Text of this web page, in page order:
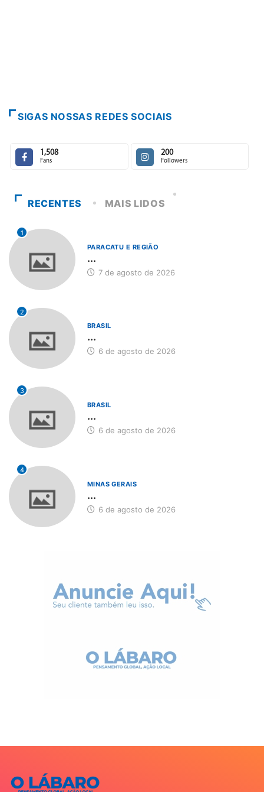
SIGAS NOSSAS REDES SOCIAIS
1,508
Fans
200
Followers
RECENTES MAIS LIDOS
1
PARACATU E REGIÃO
...
7 de agosto de 2026
2
BRASIL
...
6 de agosto de 2026
3
BRASIL
...
6 de agosto de 2026
4
MINAS GERAIS
...
6 de agosto de 2026